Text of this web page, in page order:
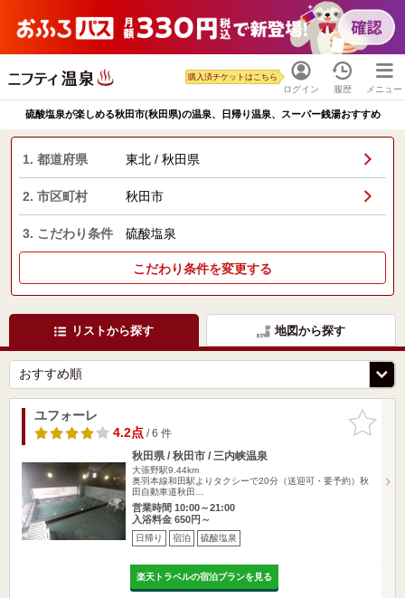
ログイン
購入済チケットはこちら
履歴 メニュー
硫酸塩泉が楽しめる秋田市(秋田県)の温泉、日帰り温泉、スーパー銭湯おすすめ
1. 都道府県 東北 / 秋田県
2. 市区町村 秋田市
3. こだわり条件 硫酸塩泉
こだわり条件を変更する
リストから探す 地図から探す
お気に入
りに追加
ユフォーレ
4.2点/ 6 件
秋田県 / 秋田市 / 三内峡温泉
大張野駅9.44km
奥羽本線和田駅よりタクシーで20分（送迎可・要予約）秋
田自動車道秋田…
営業時間 10:00～21:00
入浴料金 650円～
日帰り 宿泊 硫酸塩泉
楽天トラベルの宿泊プランを見る